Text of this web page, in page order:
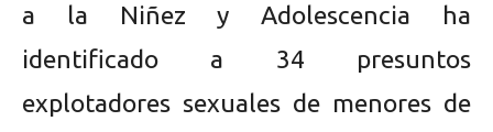
a la Niñez y Adolescencia ha
identificado a 34 presuntos
explotadores sexuales de menores de